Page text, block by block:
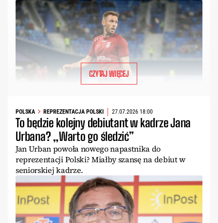
CZYTAJ WIĘCEJ
POLSKA REPREZENTACJA POLSKI 27.07.2026 18:00
To będzie kolejny debiutant w kadrze Jana
Urbana? „Warto go śledzić”
Jan Urban powoła nowego napastnika do
reprezentacji Polski? Miałby szansę na debiut w
seniorskiej kadrze.